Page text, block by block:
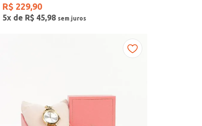
R$ 229,90
5x de R$ 45,98